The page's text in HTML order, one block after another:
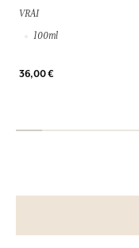
VRAI
100ml
36,00 €